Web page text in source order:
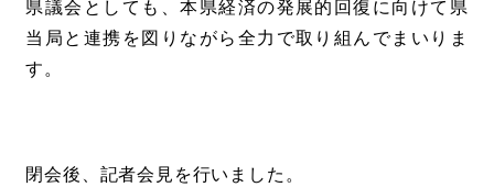
県議会としても、本県経済の発展的回復に向けて県
当局と連携を図りながら全力で取り組んでまいりま
す。
閉会後、記者会見を行いました。